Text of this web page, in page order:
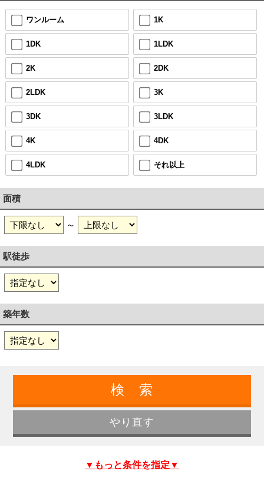
ワンルーム 1K
1DK 1LDK
2K 2DK
2LDK 3K
3DK 3LDK
4K 4DK
4LDK それ以上
面積
～
駅徒歩
築年数
▼もっと条件を指定▼